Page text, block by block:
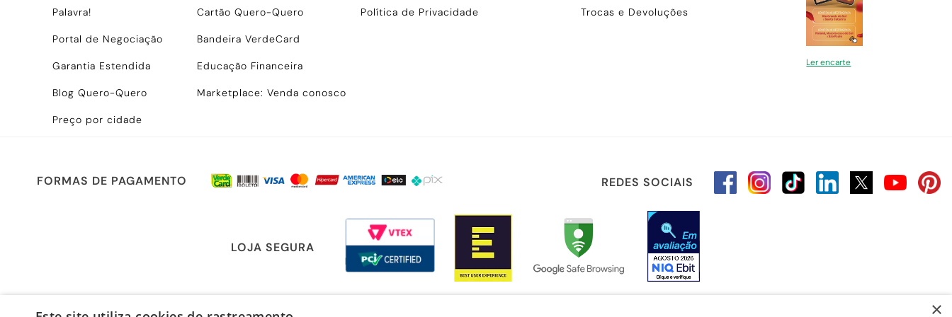
Palavra! Cartão Quero-Quero
Portal de Negociação Bandeira VerdeCard
Garantia Estendida Educação Financeira
Blog Quero-Quero Marketplace: Venda conosco
Preço por cidade
Política de Privacidade Trocas e Devoluções
Ler encarte
FORMAS DE PAGAMENTO REDES SOCIAIS
LOJA SEGURA
×